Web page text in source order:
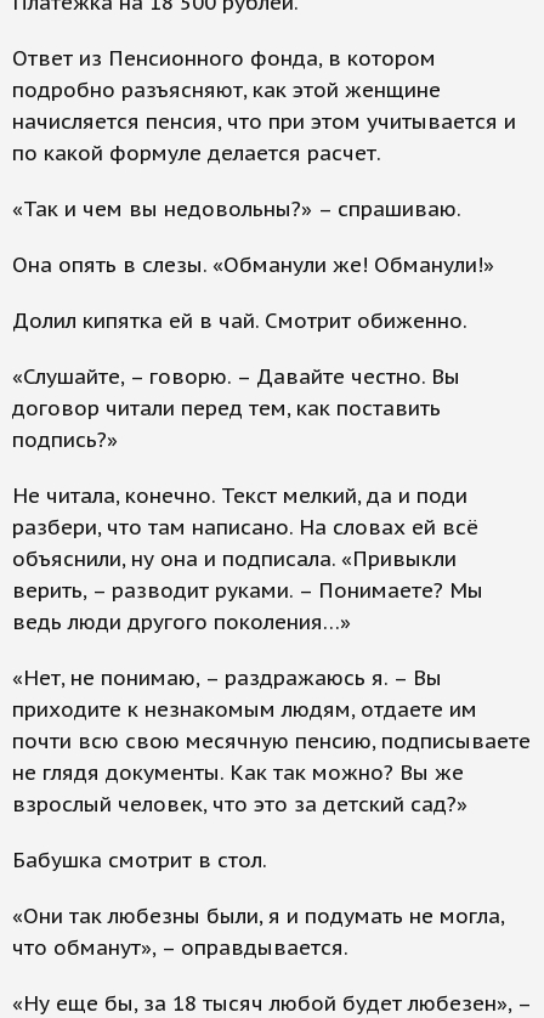
Ответ из Пенсионного фонда, в котором
подробно разъясняют, как этой женщине
начисляется пенсия, что при этом учитывается и
по какой формуле делается расчет.
«Так и чем вы недовольны?» – спрашиваю.
Она опять в слезы. «Обманули же! Обманули!»
Долил кипятка ей в чай. Смотрит обиженно.
«Слушайте, – говорю. – Давайте честно. Вы
договор читали перед тем, как поставить
подпись?»
Не читала, конечно. Текст мелкий, да и поди
разбери, что там написано. На словах ей всё
объяснили, ну она и подписала. «Привыкли
верить, – разводит руками. – Понимаете? Мы
ведь люди другого поколения…»
«Нет, не понимаю, – раздражаюсь я. – Вы
приходите к незнакомым людям, отдаете им
почти всю свою месячную пенсию, подписываете
не глядя документы. Как так можно? Вы же
взрослый человек, что это за детский сад?»
Бабушка смотрит в стол.
«Они так любезны были, я и подумать не могла,
что обманут», – оправдывается.
«Ну еще бы, за 18 тысяч любой будет любезен», –